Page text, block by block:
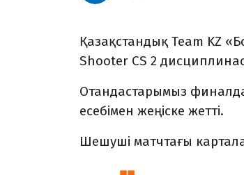
Қазақстандық Team KZ
Shooter CS 2
Отандастарымыз
есебімен жеңіске жетті.
Шешуші матчтағы